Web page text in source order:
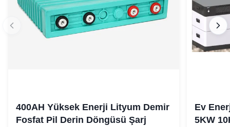
400AH Yüksek Enerji Lityum Demir
Fosfat Pil Derin Döngüsü Şarj
Ev
5KW